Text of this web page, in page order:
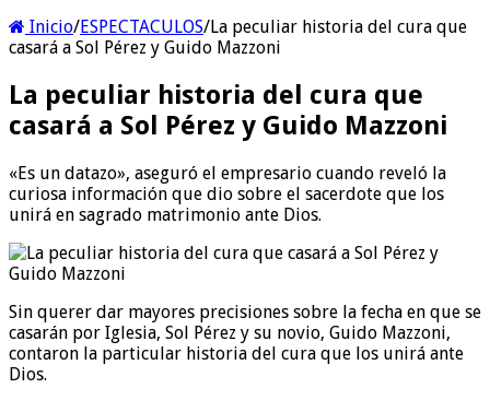
Inicio/ESPECTACULOS/La peculiar historia del cura que
casará a Sol Pérez y Guido Mazzoni
La peculiar historia del cura que
casará a Sol Pérez y Guido Mazzoni
«Es un datazo», aseguró el empresario cuando reveló la
curiosa información que dio sobre el sacerdote que los
unirá en sagrado matrimonio ante Dios.
Sin querer dar mayores precisiones sobre la fecha en que se
casarán por Iglesia, Sol Pérez y su novio, Guido Mazzoni,
contaron la particular historia del cura que los unirá ante
Dios.